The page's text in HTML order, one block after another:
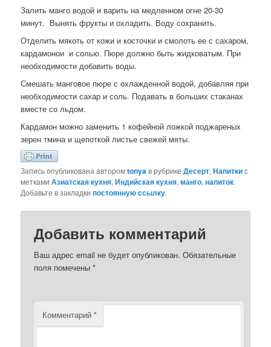
Залить манго водой и варить на медленном огне 20-30
минут. Вынять фрукты и охладить. Воду сохранить.
Отделить мякоть от кожи и косточки и смолоть ее с сахаром,
кардамонои и солью. Пюре должно быть жидковатым. При
необходимости добавить воды.
Смешать манговое пюре с охлажденной водой, добавляя при
необходимости сахар и соль. Подавать в больших стаканах
вместе со льдом.
Кардамон можно заменить 1 кофейной ложкой поджареных
зерен тмина и щепоткой листье свежей мяты.
Запись опубликована авторомtonyaв рубрикеДесерт,Напиткис
меткамиАзиатская кухня,Индийская кухня,манго,напиток.
Добавьте в закладкипостоянную ссылку.
Добавить комментарий
Ваш адрес email не будет опубликован. Обязательные
поля помечены*
Комментарий*